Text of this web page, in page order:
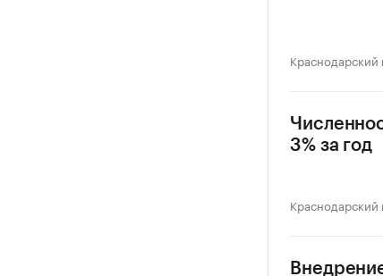
Краснодарский
3% за год
Краснодарский